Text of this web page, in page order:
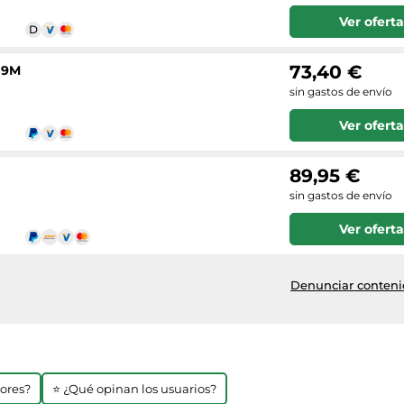
Ver oferta
73,40 €
sin gastos de envío
Ver oferta
89,95 €
sin gastos de envío
Ver oferta
Denunciar
⭐ ¿Qué opinan los usuarios?